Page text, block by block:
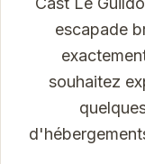
escapade
souhaitez